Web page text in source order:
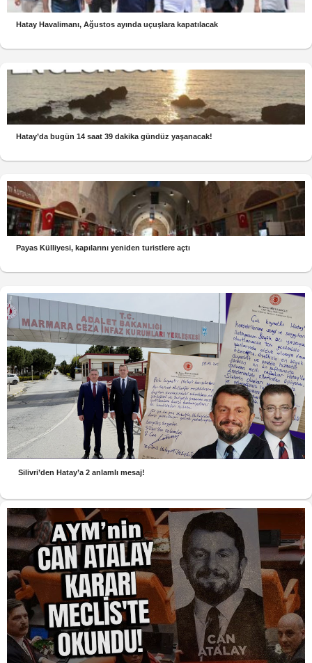
Hatay Havalimanı, Ağustos ayında uçuşlara kapatılacak
Hatay’da bugün 14 saat 39 dakika gündüz yaşanacak!
Payas Külliyesi, kapılarını yeniden turistlere açtı
Silivri’den Hatay’a 2 anlamlı mesaj!